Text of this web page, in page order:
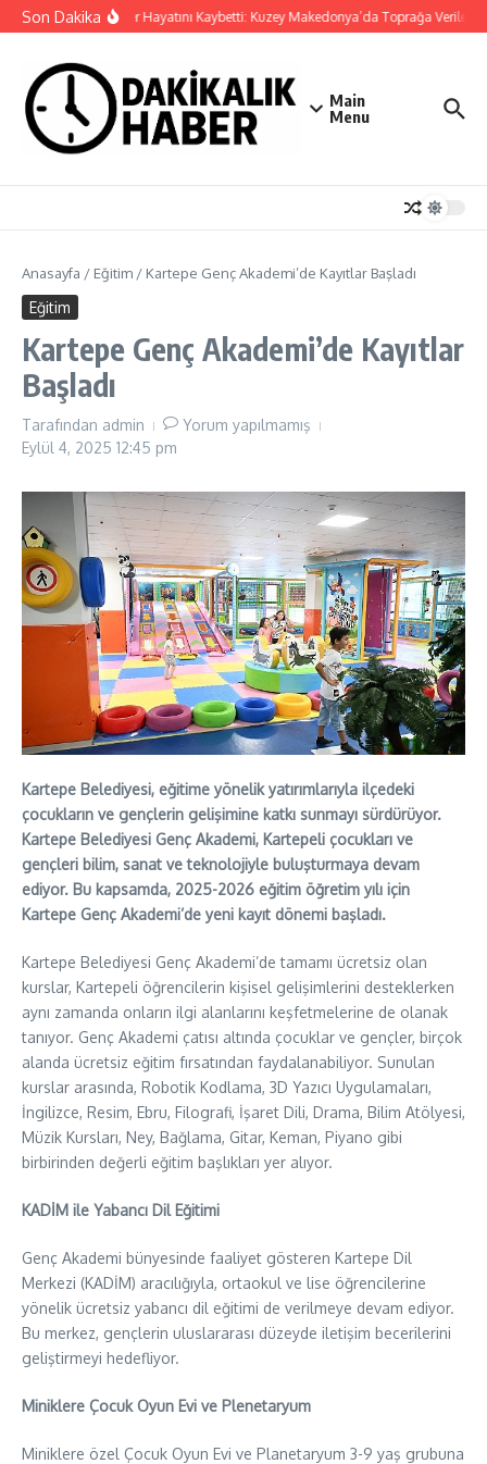
İçeriğe atla
Son DakikaCansever Hayatını Kaybetti: Kuzey Makedonya’da Toprağa Verilecek
Main
Menu
Anasayfa / Eğitim / Kartepe Genç Akademi’de Kayıtlar Başladı
Eğitim
Kartepe Genç Akademi’de Kayıtlar
Başladı
Tarafından admin
Yorum yapılmamış
Eylül 4, 2025 12:45 pm
Kartepe Belediyesi, eğitime yönelik yatırımlarıyla ilçedeki
çocukların ve gençlerin gelişimine katkı sunmayı sürdürüyor.
Kartepe Belediyesi Genç Akademi, Kartepeli çocukları ve
gençleri bilim, sanat ve teknolojiyle buluşturmaya devam
ediyor. Bu kapsamda, 2025-2026 eğitim öğretim yılı için
Kartepe Genç Akademi’de yeni kayıt dönemi başladı.
Kartepe Belediyesi Genç Akademi’de tamamı ücretsiz olan
kurslar, Kartepeli öğrencilerin kişisel gelişimlerini desteklerken
aynı zamanda onların ilgi alanlarını keşfetmelerine de olanak
tanıyor. Genç Akademi çatısı altında çocuklar ve gençler, birçok
alanda ücretsiz eğitim fırsatından faydalanabiliyor. Sunulan
kurslar arasında, Robotik Kodlama, 3D Yazıcı Uygulamaları,
İngilizce, Resim, Ebru, Filografi, İşaret Dili, Drama, Bilim Atölyesi,
Müzik Kursları, Ney, Bağlama, Gitar, Keman, Piyano gibi
birbirinden değerli eğitim başlıkları yer alıyor.
KADİM ile Yabancı Dil Eğitimi
Genç Akademi bünyesinde faaliyet gösteren Kartepe Dil
Merkezi (KADİM) aracılığıyla, ortaokul ve lise öğrencilerine
yönelik ücretsiz yabancı dil eğitimi de verilmeye devam ediyor.
Bu merkez, gençlerin uluslararası düzeyde iletişim becerilerini
geliştirmeyi hedefliyor.
Miniklere Çocuk Oyun Evi ve Plenetaryum
Miniklere özel Çocuk Oyun Evi ve Planetaryum 3-9 yaş grubuna